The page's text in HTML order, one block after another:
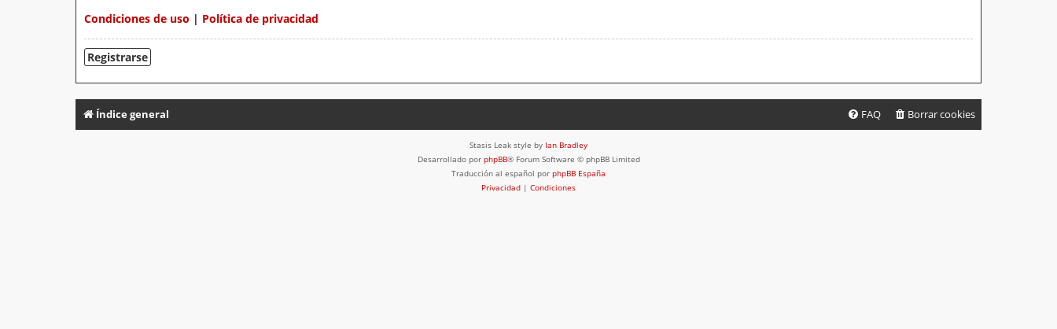
Condiciones de uso | Política de privacidad
Registrarse
Índice general Borrar cookies
FAQ
Stasis Leak style by Ian Bradley
Desarrollado por phpBB® Forum Software © phpBB Limited
Traducción al español por phpBB España
Privacidad | Condiciones